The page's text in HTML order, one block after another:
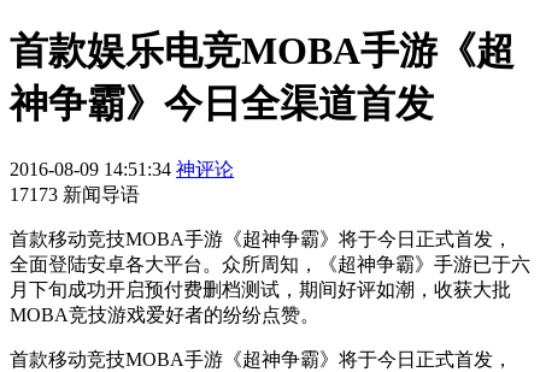
首款娱乐电竞MOBA手游《超
神争霸》今日全渠道首发
2016-08-09 14:51:34 神评论
17173 新闻导语
首款移动竞技MOBA手游《超神争霸》将于今日正式首发，
全面登陆安卓各大平台。众所周知，《超神争霸》手游已于六
月下旬成功开启预付费删档测试，期间好评如潮，收获大批
MOBA竞技游戏爱好者的纷纷点赞。
首款移动竞技MOBA手游《超神争霸》将于今日正式首发，